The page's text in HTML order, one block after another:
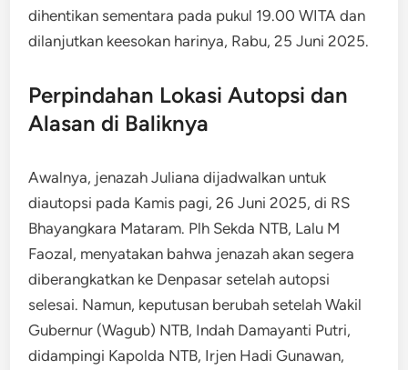
dihentikan sementara pada pukul 19.00 WITA dan
dilanjutkan keesokan harinya, Rabu, 25 Juni 2025.
Perpindahan Lokasi Autopsi dan
Alasan di Baliknya
Awalnya, jenazah Juliana dijadwalkan untuk
diautopsi pada Kamis pagi, 26 Juni 2025, di RS
Bhayangkara Mataram. Plh Sekda NTB, Lalu M
Faozal, menyatakan bahwa jenazah akan segera
diberangkatkan ke Denpasar setelah autopsi
selesai. Namun, keputusan berubah setelah Wakil
Gubernur (Wagub) NTB, Indah Damayanti Putri,
didampingi Kapolda NTB, Irjen Hadi Gunawan,